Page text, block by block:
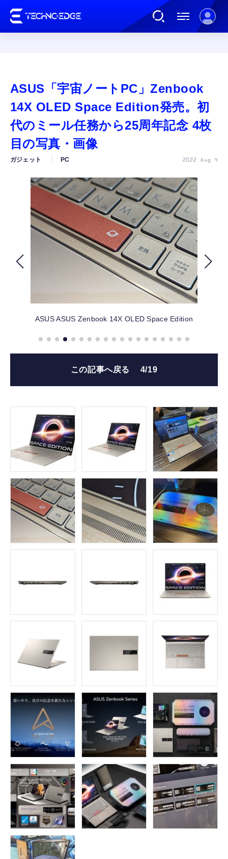
AI
ガジェット
カルチャー
公式ストア
FOLLOW US
ASUS「宇宙ノートPC」Zenbook
14X OLED Space Edition発売。初
代のミール任務から25周年記念 4枚
目の写真・画像
ガジェット PC 2022 Aug 4
ASUS ASUS Zenbook 14X OLED Space Edition
この記事へ戻る 4/19